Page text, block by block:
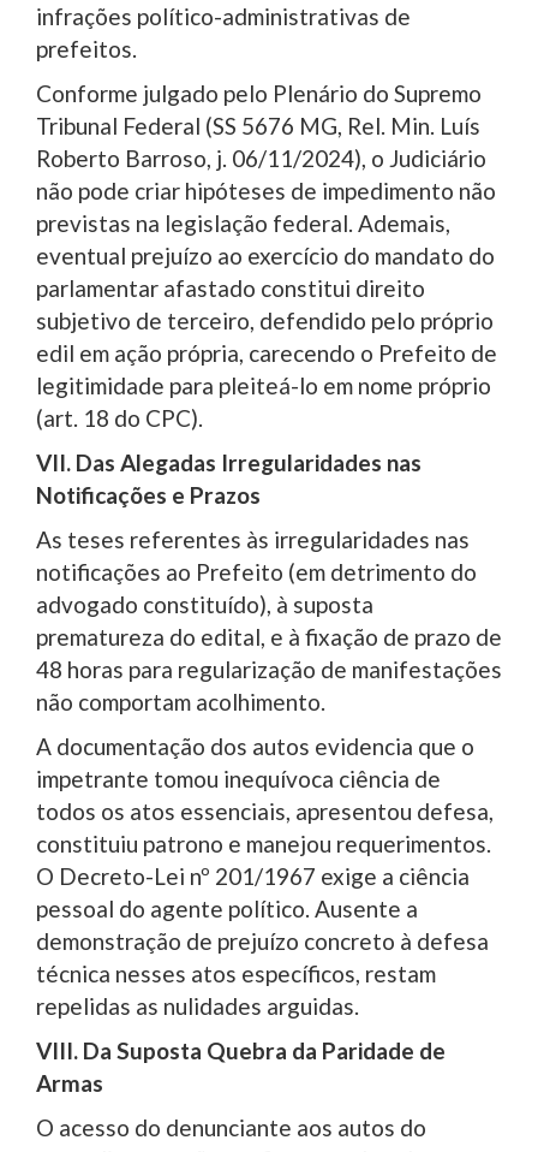
infrações político-administrativas de
prefeitos.
Conforme julgado pelo Plenário do Supremo
Tribunal Federal (SS 5676 MG, Rel. Min. Luís
Roberto Barroso, j. 06/11/2024), o Judiciário
não pode criar hipóteses de impedimento não
previstas na legislação federal. Ademais,
eventual prejuízo ao exercício do mandato do
parlamentar afastado constitui direito
subjetivo de terceiro, defendido pelo próprio
edil em ação própria, carecendo o Prefeito de
legitimidade para pleiteá-lo em nome próprio
(art. 18 do CPC).
VII. Das Alegadas Irregularidades nas
Notificações e Prazos
As teses referentes às irregularidades nas
notificações ao Prefeito (em detrimento do
advogado constituído), à suposta
prematureza do edital, e à fixação de prazo de
48 horas para regularização de manifestações
não comportam acolhimento.
A documentação dos autos evidencia que o
impetrante tomou inequívoca ciência de
todos os atos essenciais, apresentou defesa,
constituiu patrono e manejou requerimentos.
O Decreto-Lei nº 201/1967 exige a ciência
pessoal do agente político. Ausente a
demonstração de prejuízo concreto à defesa
técnica nesses atos específicos, restam
repelidas as nulidades arguidas.
VIII. Da Suposta Quebra da Paridade de
Armas
O acesso do denunciante aos autos do